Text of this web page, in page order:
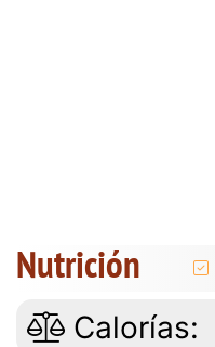
Nutrición
Calorías: